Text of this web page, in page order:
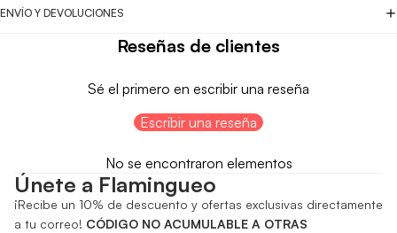
ENVÍO Y DEVOLUCIONES
Reseñas de clientes
Sé el primero en escribir una reseña
Escribir una reseña
No se encontraron elementos
Únete a Flamingueo
¡Recibe un 10% de descuento y ofertas exclusivas directamente
a tu correo! CÓDIGO NO ACUMULABLE A OTRAS